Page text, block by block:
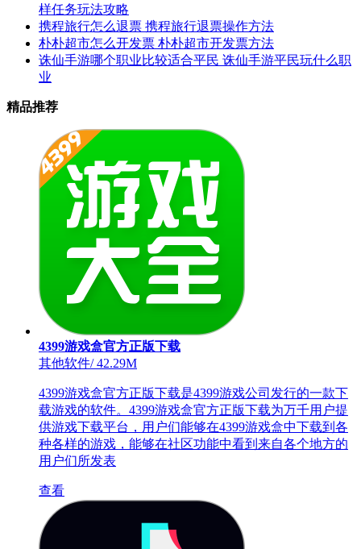
样任务玩法攻略
携程旅行怎么退票 携程旅行退票操作方法
朴朴超市怎么开发票 朴朴超市开发票方法
诛仙手游哪个职业比较适合平民 诛仙手游平民玩什么职
业
精品推荐
4399游戏盒官方正版下载
其他软件/42.29M
4399游戏盒官方正版下载是4399游戏公司发行的一款下
载游戏的软件。4399游戏盒官方正版下载为万千用户提
供游戏下载平台，用户们能够在4399游戏盒中下载到各
种各样的游戏，能够在社区功能中看到来自各个地方的
用户们所发表
查看